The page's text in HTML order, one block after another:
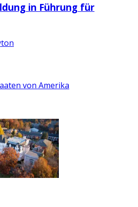
in Führung für
von Amerika